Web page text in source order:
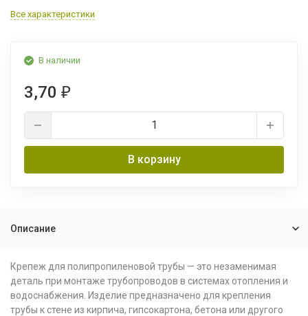
Все характеристики
В наличии
3,70 ₽
В корзину
Описание
Крепеж для полипропиленовой трубы — это незаменимая
деталь при монтаже трубопроводов в системах отопления и
водоснабжения. Изделие предназначено для крепления
трубы к стене из кирпича, гипсокартона, бетона или другого